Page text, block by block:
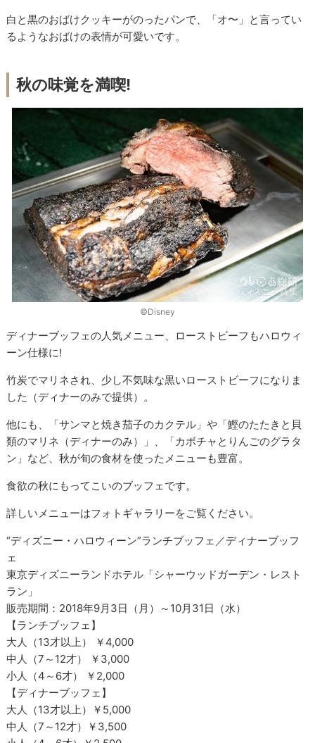
白と黒のおばけクッキーがのったパンで、「オ〜」と言ってい
るようなおばけの表情が可愛いです。
秋の味覚を満喫!
©︎Disney
ディナーブッフェの人気メニュー、ローストビーフもハロウィ
ーン仕様に!
竹炭でマリネされ、少し不気味な黒いローストビーフになりま
した（ディナーのみで提供）。
他にも、「サンマと焼き茄子のカクテル」や「鰹のたたきと貝
類のマリネ（ディナーのみ）」、「カボチャとりんごのグラタ
ン」など、秋が旬の食材を使ったメニューも豊富。
食欲の秋にもってこいのブッフェです。
詳しいメニューはフォトギャラリーをご覧ください。
“ディズニー・ハロウィーン”ランチブッフェ／ディナーブッフ
ェ
東京ディズニーランドホテル「シャーウッドガーデン・レスト
ラン」
販売期間：2018年9月3日（月）～10月31日（水）
【ランチブッフェ】
大人（13才以上） ￥4,000
中人（7～12才） ￥3,000
小人（4～6才） ￥2,000
【ディナーブッフェ】
大人（13才以上）￥5,000
中人（7～12才）￥3,500